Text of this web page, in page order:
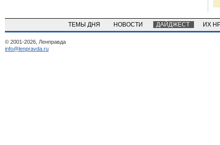
ТЕМЫ ДНЯ НОВОСТИ ДАЙДЖЕСТ ИХ
© 2001-2026, Ленправда
info@lenpravda.ru